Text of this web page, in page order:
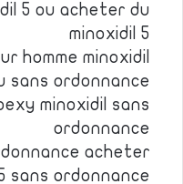
5 ou acheter du
minoxidil 5
homme minoxidil
sans ordonnance
minoxidil sans
ordonnance
acheter
sans ordonnance